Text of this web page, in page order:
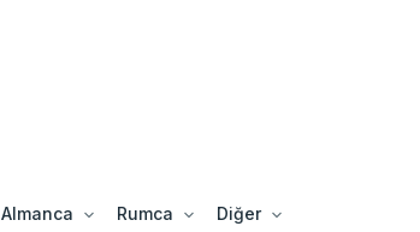
Almanca Rumca Diğer